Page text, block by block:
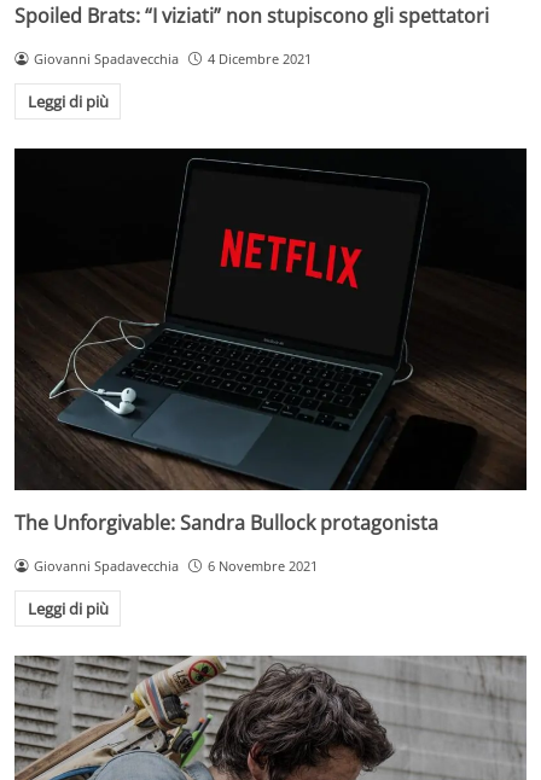
Spoiled Brats: “I viziati” non stupiscono gli spettatori
Giovanni Spadavecchia 4 Dicembre 2021
Leggi di più
The Unforgivable: Sandra Bullock protagonista
Giovanni Spadavecchia 6 Novembre 2021
Leggi di più